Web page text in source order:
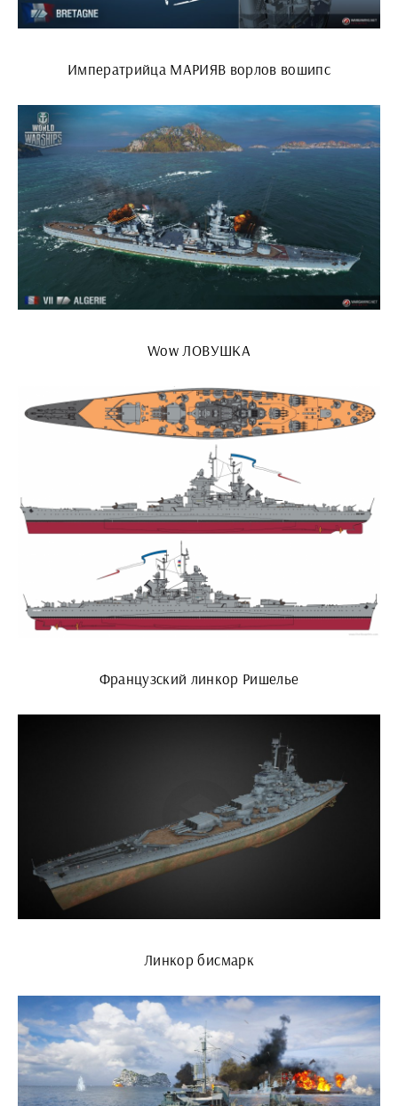
Императрийца МАРИЯВ ворлов вошипс
Wow ЛОВУШКА
Французский линкор Ришелье
Линкор бисмарк